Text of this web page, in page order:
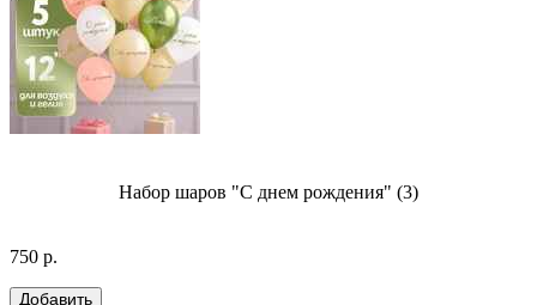
Набор шаров "С днем рождения" (3)
750 р.